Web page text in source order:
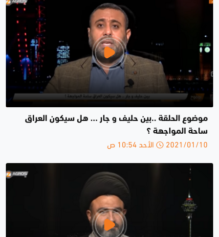
موضوع الحلقة ..بين حليف و جار ... هل سيكون العراق
ساحة المواجهة ؟
2021/01/10 الأحد 10:54 ص